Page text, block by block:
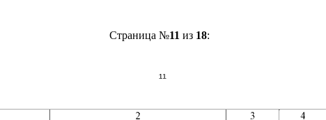
Страница №11 из 18: